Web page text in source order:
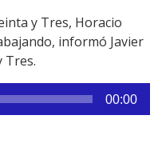
y Tres, Horacio
informó Javier
Tres.
00:00